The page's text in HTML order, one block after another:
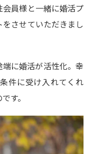
員様と一緒に婚活プ
させていただきまし
に婚活が活性化。幸
件に受け入れてくれ
す。